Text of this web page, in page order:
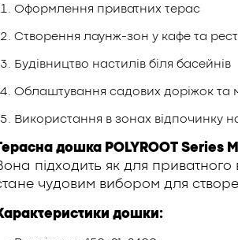
Оформлення приватних терас
Створення лаунж-зон у кафе та
Будівництво настилів біля басейнів
Облаштування садових доріжок та
Використання в зонах відпочинку
дошка POLYROOT Series
підходить як для приватного
чудовим вибором для
дошки: